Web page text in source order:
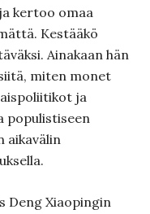
kertoo omaa
Kestääkö
Ainakaan hän
miten monet
ja
populistiseen
aikavälin
Deng Xiaopingin